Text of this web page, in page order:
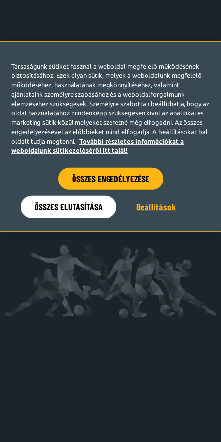
Hamarosan visszatérünk
Társaságunk sütiket használ a weboldal megfelelő működésének
biztosításához. Ezek olyan sütik, melyek a weboldalunk megfelelő
működéséhez, használatának megkönnyítéséhez, valamint
ajánlataink személyre szabásához és a weboldalforgalmunk
elemzéséhez szükségesek. Személyre szabottan beállíthatja, hogy az
oldal használatához mindenképp szükségesen kívül az analitikai és
marketing sütik közül melyeket szeretné még elfogadni. Az összes
engedélyezésével az előbbieket mind elfogadja. A beállításokat bal
oldalt tudja megtenni.
További részletes információkat a
weboldalunk sütikezeléséről itt talál!
ÖSSZES ENGEDÉLYEZÉSE
ÖSSZES ELUTASÍTÁSA Beállítások